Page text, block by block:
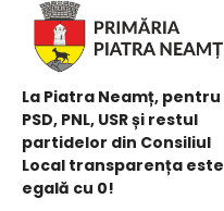
La Piatra Neamț, pentru
PSD, PNL, USR și restul
partidelor din Consiliul
Local transparența este
egală cu 0!